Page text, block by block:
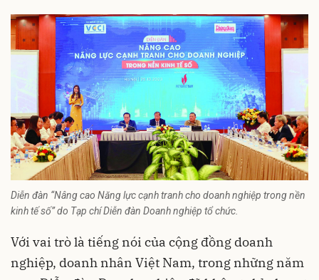
Diễn đàn “Nâng cao Năng lực cạnh tranh cho doanh nghiệp trong nền
kinh tế số” do Tạp chí Diễn đàn Doanh nghiệp tổ chức.
Với vai trò là tiếng nói của cộng đồng doanh
nghiệp, doanh nhân Việt Nam, trong những năm